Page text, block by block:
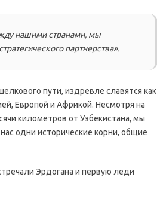
нашими странами, мы
партнерства».
пути, издревле славятся как
Европой и Африкой. Несмотря на
километров от Узбекистана, мы
одни исторические корни, общие
Эрдогана и первую леди